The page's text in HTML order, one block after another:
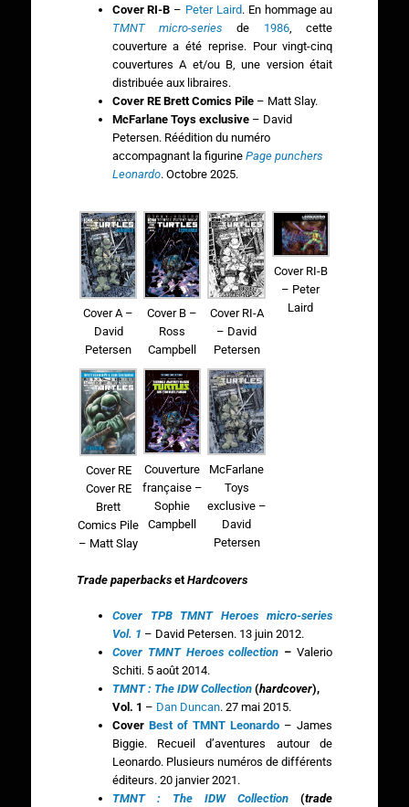
Cover RI-B – Peter Laird. En hommage au
TMNT micro-series de 1986, cette
couverture a été reprise. Pour vingt-cinq
couvertures A et/ou B, une version était
distribuée aux libraires.
Cover RE Brett Comics Pile– Matt Slay.
McFarlane Toys exclusive– David
Petersen. Réédition du numéro
accompagnant la figurine Page punchers
Leonardo. Octobre 2025.
Cover A –
David
Petersen
Cover B –
Ross
Campbell
Cover RI-A
– David
Petersen
Cover RI-B
– Peter
Laird
Cover RE
Cover RE
Brett
Comics Pile
– Matt Slay
Couverture
française –
Sophie
Campbell
McFarlane
Toys
exclusive –
David
Petersen
Trade paperbacksetHardcovers
Cover TPB TMNT Heroes micro-series
Vol. 1 – David Petersen. 13 juin 2012.
Cover TMNT Heroes collection –Valerio
Schiti. 5 août 2014.
TMNT : The IDW Collection (hardcover),
Vol. 1 – Dan Duncan. 27 mai 2015.
Cover Best of TMNT Leonardo – James
Biggie. Recueil d’aventures autour de
Leonardo. Plusieurs numéros de différents
éditeurs. 20 janvier 2021.
TMNT : The IDW Collection
(trade